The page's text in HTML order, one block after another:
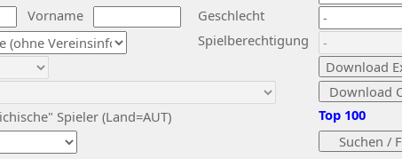
Vorname
Geschlecht
Spieler (Land=AUT)
Spielberechtigung
Top 100